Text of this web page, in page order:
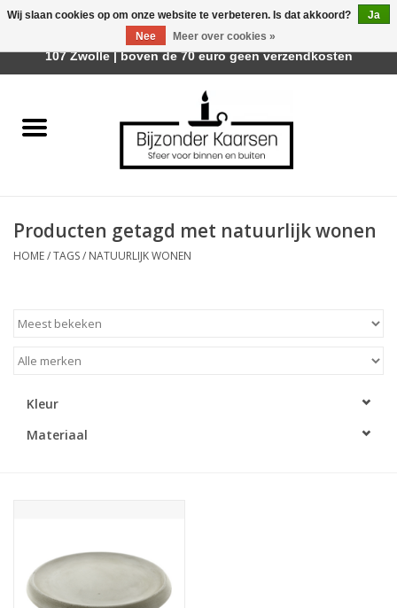
Räder Design Stories
Geurkaarsen
LED Kaarsen
Huisparfums
Producten getagd met natuurlijk wonen
HOME/TAGS/ NATUURLIJK WONEN
Kleur
Materiaal
Wij slaan cookies op om onze website te verbeteren. Is dat akkoord?
Ja
Nee
Meer over cookies »
Afhalen is mogelijk bij Trotz Woon & Cadeau | Belvederelaan
107 Zwolle | boven de 70 euro geen verzendkosten